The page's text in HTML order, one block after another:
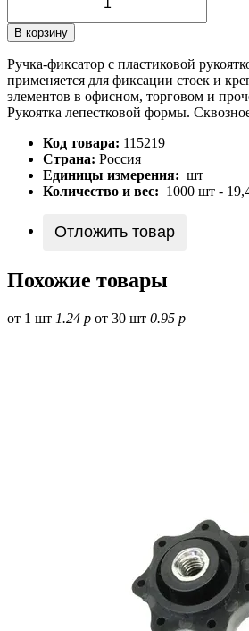
В корзину
Ручка-фиксатор с пластиковой
применяется для фиксации стоек и
элементов в офисном, торговом и
Рукоятка лепестковой формы.
Код товара: 115219
Страна: Россия
Единицы измерения: шт
Количество и вес: 1000 шт -
Отложить товар
Похожие товары
от 1 шт 1.24 р от 30 шт 0.95 р